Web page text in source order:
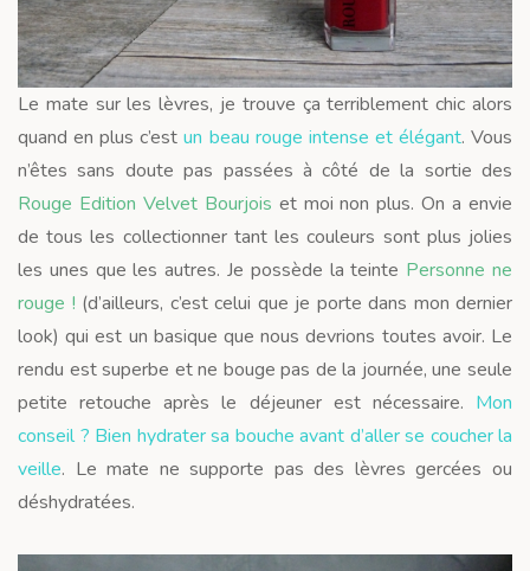
Le mate sur les lèvres, je trouve ça terriblement chic alors
quand en plus c’estun beau rouge intense et élégant. Vous
n’êtes sans doute pas passées à côté de la sortie des
Rouge Edition Velvet Bourjois et moi non plus. On a envie
de tous les collectionner tant les couleurs sont plus jolies
les unes que les autres. Je possède la teinte Personne ne
rouge ! (d’ailleurs, c’est celui que je porte dans mon dernier
look) qui est un basique que nous devrions toutes avoir. Le
rendu est superbe et ne bouge pas de la journée, une seule
petite retouche après le déjeuner est nécessaire. Mon
conseil ? Bien hydrater sa bouche avant d’aller se coucher la
veille. Le mate ne supporte pas des lèvres gercées ou
déshydratées.